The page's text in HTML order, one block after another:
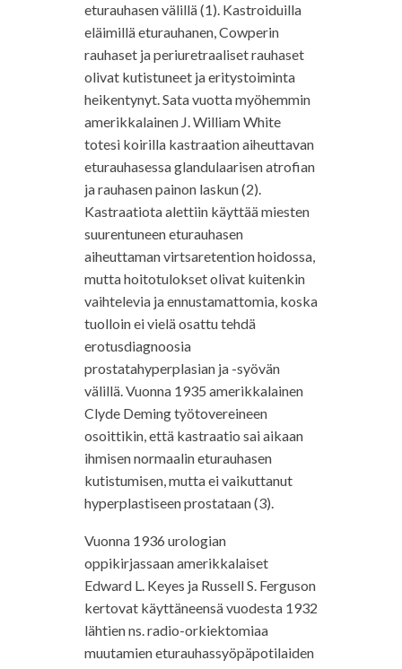
eturauhasen välillä (1). Kastroiduilla
eläimillä eturauhanen, Cowperin
rauhaset ja periuretraaliset rauhaset
olivat kutistuneet ja eritystoiminta
heikentynyt. Sata vuotta myöhemmin
amerikkalainen J. William White
totesi koirilla kastraation aiheuttavan
eturauhasessa glandulaarisen atrofian
ja rauhasen painon laskun (2).
Kastraatiota alettiin käyttää miesten
suurentuneen eturauhasen
aiheuttaman virtsaretention hoidossa,
mutta hoitotulokset olivat kuitenkin
vaihtelevia ja ennustamattomia, koska
tuolloin ei vielä osattu tehdä
erotusdiagnoosia
prostatahyperplasian ja -syövän
välillä. Vuonna 1935 amerikkalainen
Clyde Deming työtovereineen
osoittikin, että kastraatio sai aikaan
ihmisen normaalin eturauhasen
kutistumisen, mutta ei vaikuttanut
hyperplastiseen prostataan (3).
Vuonna 1936 urologian
oppikirjassaan amerikkalaiset
Edward L. Keyes ja Russell S. Ferguson
kertovat käyttäneensä vuodesta 1932
lähtien ns. radio-orkiektomiaa
muutamien eturauhassyöpäpotilaiden